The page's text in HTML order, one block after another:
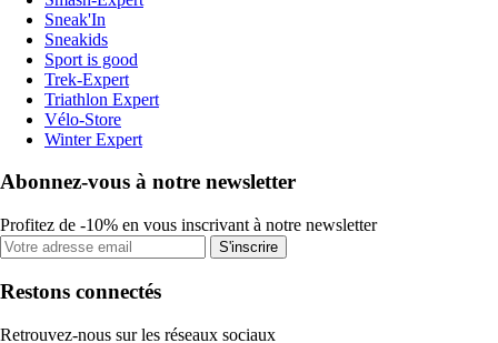
Sneak'In
Sneakids
Sport is good
Trek-Expert
Triathlon Expert
Vélo-Store
Winter Expert
Abonnez-vous à notre newsletter
Profitez de -10% en vous inscrivant à notre newsletter
S'inscrire
Restons connectés
Retrouvez-nous sur les réseaux sociaux